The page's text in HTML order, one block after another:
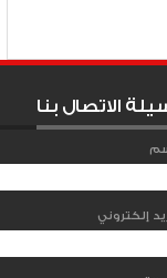
الاتصال بنا